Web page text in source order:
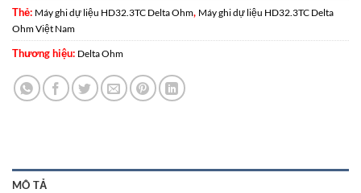
Thẻ: Máy ghi dự liệu HD32.3TC Delta Ohm, Máy ghi dự liệu HD32.3TC Delta
Ohm Việt Nam
Thương hiệu: Delta Ohm
MÔ TẢ